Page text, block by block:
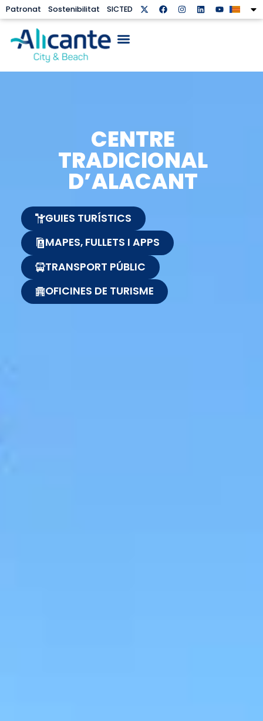
Patronat Sostenibilitat SICTED
CENTRE
TRADICIONAL
D’ALACANT
GUIES TURÍSTICS
MAPES, FULLETS I APPS
TRANSPORT PÚBLIC
OFICINES DE TURISME